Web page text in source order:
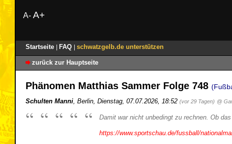
A- A+
Startseite FAQ schwatzgelb.de unterstützen
zurück zur Hauptseite
Phänomen Matthias Sammer Folge 748
Schulten Manni Berlin Dienstag, 07.07.2026, 18:52 (vor 29 Tagen) @
Damit war nicht unbedingt zu rechnen. Ob
https://www.sportschau.de/fussball/